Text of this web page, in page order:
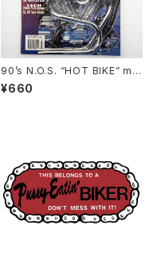
90’s N.O.S. “HOT BIKE” ma
gazine #27-07(Jul.’95 issu
e)
¥660